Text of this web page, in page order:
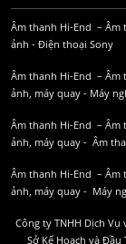
Âm thanh Hi-End – Âm
ảnh - Điện thoại Sony
Âm thanh Hi-End – Âm
ảnh, máy quay - Máy
Âm thanh Hi-End – Âm
ảnh, máy quay - Âm
Âm thanh Hi-End – Âm
ảnh, máy quay - Máy
Công ty TNHH Dịch Vụ
Sở Kế Hoạch và